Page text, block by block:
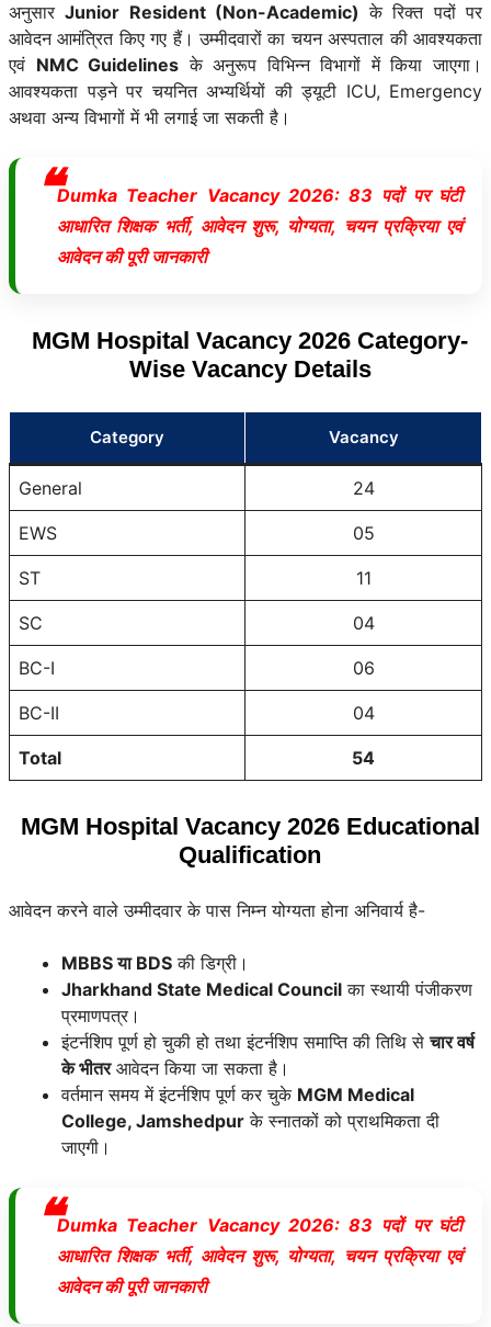
अनुसारJunior Resident (Non-Academic) के रिक्त पदों पर
आवेदन आमंत्रित किए गए हैं। उम्मीदवारों का चयन अस्पताल की आवश्यकता
एवं NMC Guidelines के अनुरूप विभिन्न विभागों में किया जाएगा।
आवश्यकता पड़ने पर चयनित अभ्यर्थियों की ड्यूटी ICU, Emergency
अथवा अन्य विभागों में भी लगाई जा सकती है।
Dumka Teacher Vacancy 2026: 83 पदों पर घंटी
आधारित शिक्षक भर्ती, आवेदन शुरू, योग्यता, चयन प्रक्रिया एवं
आवेदन की पूरी जानकारी
MGM Hospital Vacancy 2026 Category-
Wise Vacancy Details
Category Vacancy
General 24
EWS 05
ST 11
SC 04
BC-I 06
BC-II 04
Total 54
MGM Hospital Vacancy 2026 Educational
Qualification
आवेदन करने वाले उम्मीदवार के पास निम्न योग्यता होना अनिवार्य है-
MBBS या BDS की डिग्री।
Jharkhand State Medical Council का स्थायी पंजीकरण
प्रमाणपत्र।
इंटर्नशिप पूर्ण हो चुकी हो तथा इंटर्नशिप समाप्ति की तिथि सेचार वर्ष
के भीतरआवेदन किया जा सकता है।
वर्तमान समय में इंटर्नशिप पूर्ण कर चुके MGM Medical
College, Jamshedpur के स्नातकों को प्राथमिकता दी
जाएगी।
Dumka Teacher Vacancy 2026: 83 पदों पर घंटी
आधारित शिक्षक भर्ती, आवेदन शुरू, योग्यता, चयन प्रक्रिया एवं
आवेदन की पूरी जानकारी